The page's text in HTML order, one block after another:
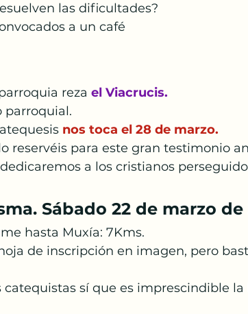
las dificultades?
a un café
reza el Viacrucis.
parroquial.
nos toca el 28 de marzo.
reservéis para este gran testimonio
a los cristianos
Sábado 22 de marzo de
hasta Muxía: 7Kms.
de inscripción en imagen, pero
sí que es imprescindible la